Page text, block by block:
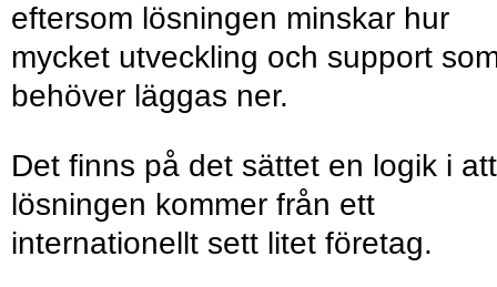
eftersom lösningen minskar hur
mycket utveckling och support
behöver läggas ner.
Det finns på det sättet en logik i att
lösningen kommer från ett
internationellt sett litet företag.